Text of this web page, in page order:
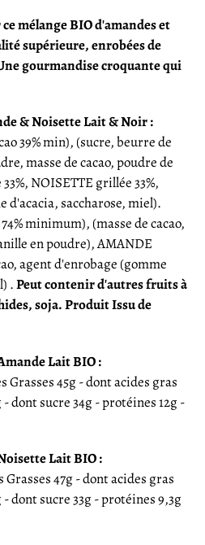
mélange BIO d'amandes et
supérieure, enrobées de
gourmandise croquante qui
& Noisette Lait & Noir :
39% min), (sucre, beurre de
masse de cacao, poudre de
NOISETTE grillée 33%,
d'acacia, saccharose, miel).
minimum), (masse de cacao,
en poudre), AMANDE
agent d'enrobage (gomme
.Peut contenir d'autres fruits à
soja.Produit Issu de
Lait BIO :
Grasses 45g - dont acides gras
dont sucre 34g - protéines 12g -
Lait BIO :
47g - dont acides gras
dont sucre 33g - protéines 9,3g